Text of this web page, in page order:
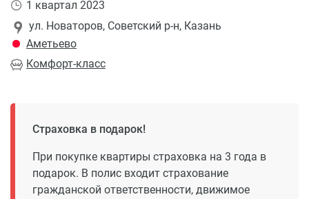
Комфорт-класс
ул. Новаторов, Советский р-н, Казань
Аметьево
1 квартал 2023
Страховка в подарок!
При покупке квартиры страховка на 3 года в
подарок. В полис входит страхование
гражданской ответственности, движимое